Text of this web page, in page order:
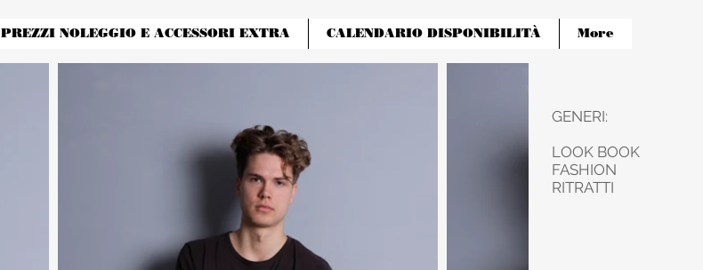
PREZZI NOLEGGIO E ACCESSORI EXTRA CALENDARIO DISPONIBILITÀ More
GENERI:
LOOK BOOK
FASHION
RITRATTI